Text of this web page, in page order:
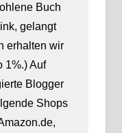
Buch
gelangt
erhalten wir
1%.) Auf
Blogger
Shops